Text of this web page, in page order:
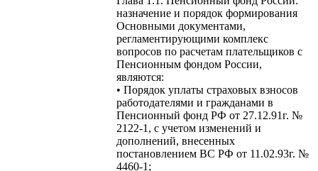
назначение и порядок формирования
Основными документами,
регламентирующими комплекс
вопросов по расчетам плательщиков с
Пенсионным фондом России,
являются:
• Порядок уплаты страховых взносов
работодателями и гражданами в
Пенсионный фонд РФ от 27.12.91г. №
2122-1, с учетом изменений и
дополнений, внесенных
постановлением ВС РФ от 11.02.93г. №
4460-1;